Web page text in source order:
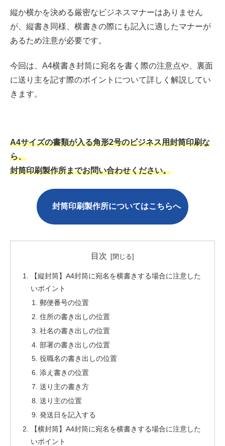
縦か横かを決める厳密なビジネスマナーはありません
が、縦書き同様、横書きの際にも記入に適したマナーが
あるため注意が必要です。
今回は、A4横書き封筒に宛名を書く際の注意点や、裏面
に送り主を記す際のポイントについて詳しく解説してい
きます。
A4サイズの書類が入る角形2号のビジネス用封筒印刷な
ら、
封筒印刷製作所までお問い合わせください。
封筒印刷製作所についてはこちらへ
目次
【縦封筒】A4封筒に宛名を横書きする場合に注意した
いポイント
郵便番号の位置
住所の書き出しの位置
社名の書き出しの位置
部署の書き出しの位置
役職名の書き出しの位置
添え書きの位置
送り主の書き方
送り主の位置
発送日を記入する
【横封筒】A4封筒に宛名を横書きする場合に注意した
いポイント